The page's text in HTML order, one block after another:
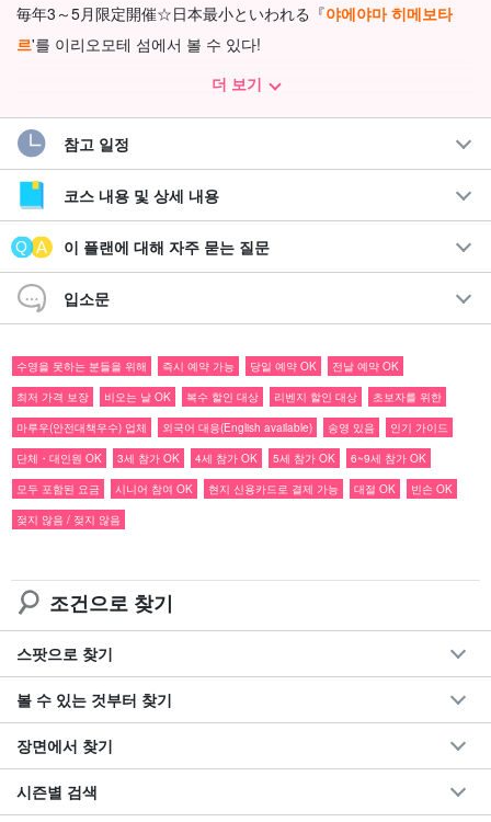
毎年3～5月限定開催☆日本最小といわれる『야에야마 히메보타
르'를 이리오모테 섬에서 볼 수 있다!
이 시기에 이리오모테 섬을 여행하는 사람은 참가하지 않으면 손해!
자연이 만들어내는 일루미네이션을 보면 감격에 겨워 할 말을 잃게
될 것입니다.
먀마 히메보타르는 2월부터 길게는 6월까지 볼 수 있다.
에야마 반딧불이는 봄에 산속 깊은 곳에서 관찰할 수 있다. 수명은 2
주 정도입니다.
더 보기
참고 일정
코스 내용 및 상세 내용
이 플랜에 대해 자주 묻는 질문
입소문
수영을 못하는 분들을 위해 즉시 예약 가능 당일 예약 OK
전날 예약 OK
최저 가격 보장
비오는 날 OK 복수 할인 대상 리벤지 할인 대상
초보자를 위한
마루우(안전대책우수) 업체
외국어 대응(English available) 송영 있음
인기 가이드
단체・대인원 OK
3세 참가 OK 4세 참가 OK 5세 참가 OK
6~9세 참가 OK
모두 포함된 요금
시니어 참여 OK 현지 신용카드로 결제 가능 대절 OK
빈손 OK
젖지 않음 / 젖지 않음
조건으로 찾기
스팟으로 찾기
볼 수 있는 것부터 찾기
장면에서 찾기
시즌별 검색